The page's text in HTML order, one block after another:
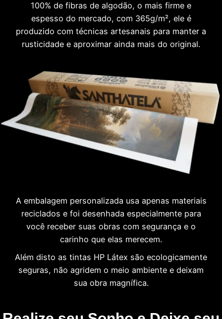
100% de fibras de algodão, o mais firme e
espesso do mercado, com 365g/m², ele é
produzido com técnicas artesanais para manter a
rusticidade e aproximar ainda mais do original.
A embalagem personalizada usa apenas materiais
reciclados e foi desenhada especialmente para
você receber suas obras com segurança e o
carinho que elas merecem.
Além disto as tintas HP Látex são ecologicamente
seguras, não agridem o meio ambiente e deixam
sua obra magnífica.